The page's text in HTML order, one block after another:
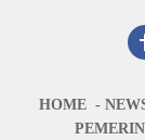
HOME